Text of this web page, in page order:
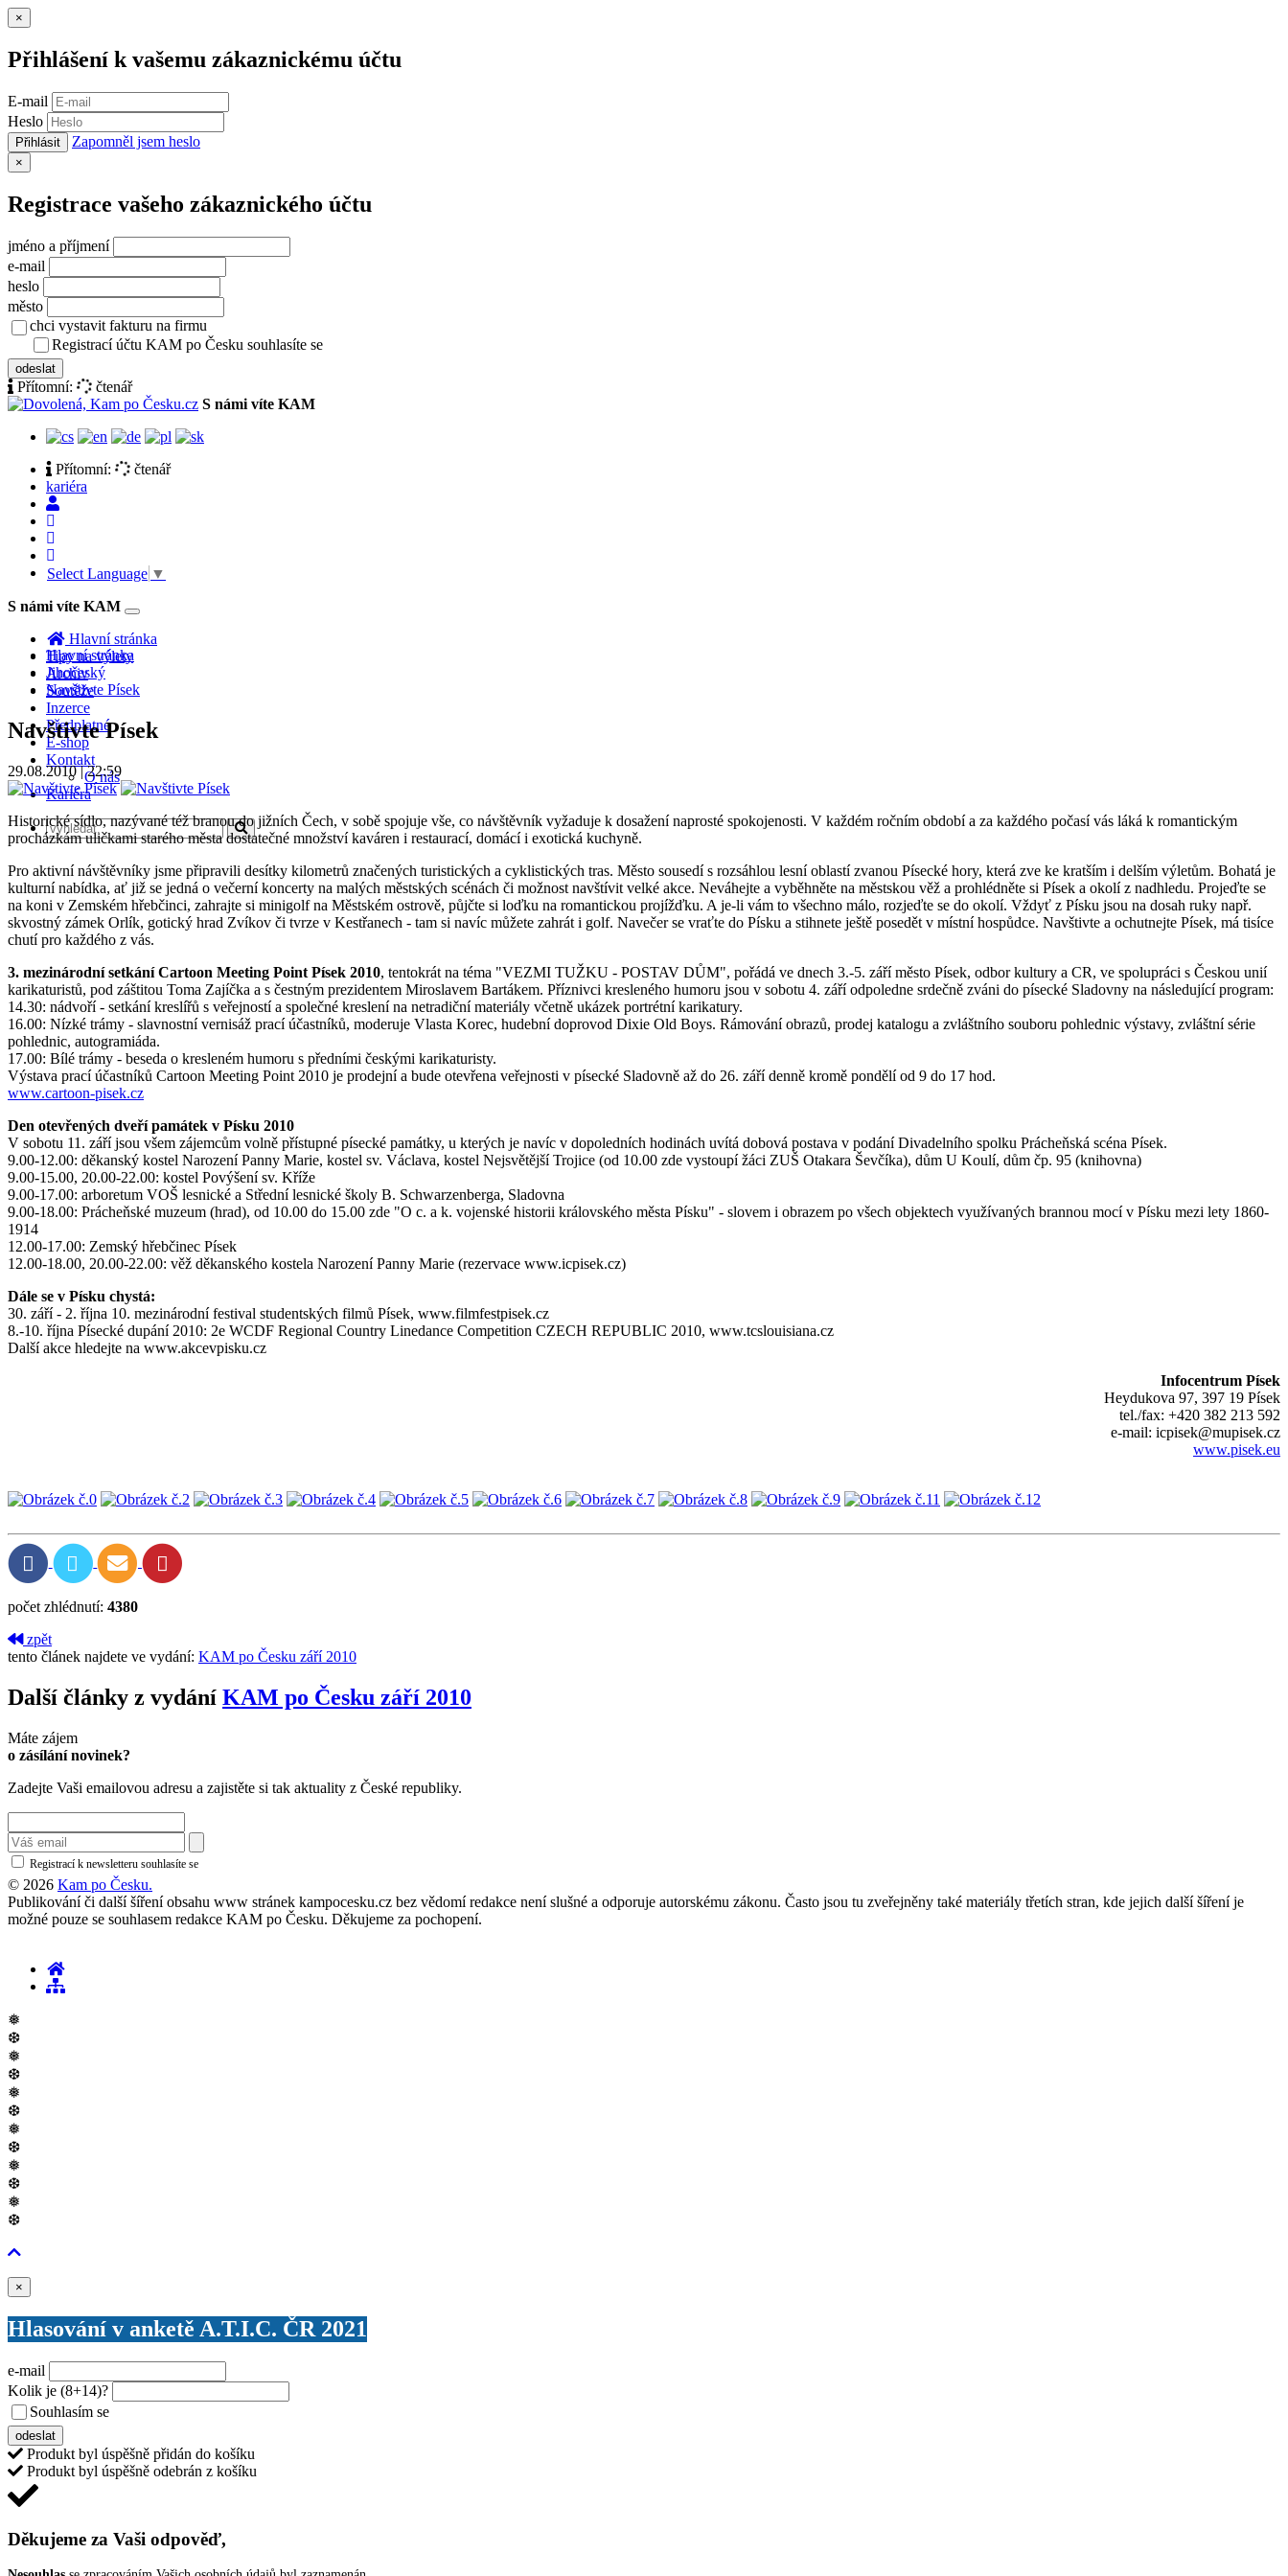
×
Přihlášení k vašemu zákaznickému účtu
E-mail
Heslo
Přihlásit Zapomněl jsem heslo
×
Registrace vašeho zákaznického účtu
jméno a příjmení
e-mail
heslo
město
chci vystavit fakturu na firmu
Registrací účtu KAM po Česku souhlasíte se
odeslat
Přítomní:
čtenář
S námi víte KAM
Přítomní:
čtenář
kariéra
Select Language ▼
S námi víte KAM
Toggle
navigation
Hlavní stránka
Tipy na výlety
Archiv
Soutěže
Inzerce
Předplatné
E-shop
Kontakt
O nás
Kariéra
Hlavní stránka
Jihočeský
Navštivte Písek
Navštivte Písek
29.08.2010 | 22:59
Historické sídlo, nazývané též branou do jižních Čech, v sobě spojuje vše, co návštěvník vyžaduje k dosažení naprosté spokojenosti. V každém ročním období a za každého počasí vás láká k romantickým
procházkám uličkami starého města dostatečné množství kaváren i restaurací, domácí i exotická kuchyně.
Pro aktivní návštěvníky jsme připravili desítky kilometrů značených turistických a cyklistických tras. Město sousedí s rozsáhlou lesní oblastí zvanou Písecké hory, která zve ke kratším i delším výletům. Bohatá je
kulturní nabídka, ať již se jedná o večerní koncerty na malých městských scénách či možnost navštívit velké akce. Neváhejte a vyběhněte na městskou věž a prohlédněte si Písek a okolí z nadhledu. Projeďte se
na koni v Zemském hřebčinci, zahrajte si minigolf na Městském ostrově, půjčte si loďku na romantickou projížďku. A je-li vám to všechno málo, rozjeďte se do okolí. Vždyť z Písku jsou na dosah ruky např.
skvostný zámek Orlík, gotický hrad Zvíkov či tvrze v Kestřanech - tam si navíc můžete zahrát i golf. Navečer se vraťte do Písku a stihnete ještě posedět v místní hospůdce. Navštivte a ochutnejte Písek, má tisíce
chutí pro každého z vás.
3. mezinárodní setkání Cartoon Meeting Point Písek 2010, tentokrát na téma "VEZMI TUŽKU - POSTAV DŮM", pořádá ve dnech 3.-5. září město Písek, odbor kultury a CR, ve spolupráci s Českou unií
karikaturistů, pod záštitou Toma Zajíčka a s čestným prezidentem Miroslavem Bartákem. Příznivci kresleného humoru jsou v sobotu 4. září odpoledne srdečně zváni do písecké Sladovny na následující program:
14.30: nádvoří - setkání kreslířů s veřejností a společné kreslení na netradiční materiály včetně ukázek portrétní karikatury.
16.00: Nízké trámy - slavnostní vernisáž prací účastníků, moderuje Vlasta Korec, hudební doprovod Dixie Old Boys. Rámování obrazů, prodej katalogu a zvláštního souboru pohlednic výstavy, zvláštní série
pohlednic, autogramiáda.
17.00: Bílé trámy - beseda o kresleném humoru s předními českými karikaturisty.
Výstava prací účastníků Cartoon Meeting Point 2010 je prodejní a bude otevřena veřejnosti v písecké Sladovně až do 26. září denně kromě pondělí od 9 do 17 hod.
www.cartoon-pisek.cz
Den otevřených dveří památek v Písku 2010
V sobotu 11. září jsou všem zájemcům volně přístupné písecké památky, u kterých je navíc v dopoledních hodinách uvítá dobová postava v podání Divadelního spolku Prácheňská scéna Písek.
9.00-12.00: děkanský kostel Narození Panny Marie, kostel sv. Václava, kostel Nejsvětější Trojice (od 10.00 zde vystoupí žáci ZUŠ Otakara Ševčíka), dům U Koulí, dům čp. 95 (knihovna)
9.00-15.00, 20.00-22.00: kostel Povýšení sv. Kříže
9.00-17.00: arboretum VOŠ lesnické a Střední lesnické školy B. Schwarzenberga, Sladovna
9.00-18.00: Prácheňské muzeum (hrad), od 10.00 do 15.00 zde "O c. a k. vojenské historii královského města Písku" - slovem i obrazem po všech objektech využívaných brannou mocí v Písku mezi lety 1860-
1914
12.00-17.00: Zemský hřebčinec Písek
12.00-18.00, 20.00-22.00: věž děkanského kostela Narození Panny Marie (rezervace www.icpisek.cz)
Dále se v Písku chystá:
30. září - 2. října 10. mezinárodní festival studentských filmů Písek, www.filmfestpisek.cz
8.-10. října Písecké dupání 2010: 2e WCDF Regional Country Linedance Competition CZECH REPUBLIC 2010, www.tcslouisiana.cz
Další akce hledejte na www.akcevpisku.cz
Infocentrum Písek
Heydukova 97, 397 19 Písek
tel./fax: +420 382 213 592
e-mail: icpisek@mupisek.cz
www.pisek.eu
počet zhlédnutí: 4380
zpět
tento článek najdete ve vydání: KAM po Česku září 2010
Další články z vydání KAM po Česku září 2010
Máte zájem
o zásílání novinek?
Zadejte Vaši emailovou adresu a zajistěte si tak aktuality z České republiky.
Registrací k newsletteru souhlasíte se
© 2026 Kam po Česku.
Publikování či další šíření obsahu www stránek kampocesku.cz bez vědomí redakce není slušné a odporuje autorskému zákonu. Často jsou tu zveřejněny také materiály třetích stran, kde jejich další šíření je
možné pouze se souhlasem redakce KAM po Česku. Děkujeme za pochopení.
❅
❆
❅
❆
❅
❆
❅
❆
❅
❆
❅
❆
×
Hlasování v anketě A.T.I.C. ČR 2021
e-mail
Kolik je (8+14)?
Souhlasím se
odeslat
Produkt byl úspěšně přidán do košíku
Produkt byl úspěšně odebrán z košíku
Děkujeme za Vaši odpověď,